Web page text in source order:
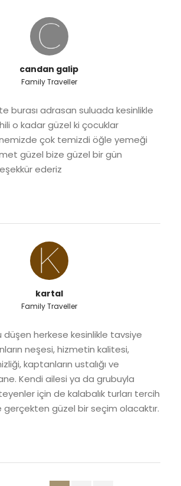
candan galip
Family Traveller
burası adrasan suluada kesinlikle
o kadar güzel ki çocuklar
çok temizdi öğle yemeği
güzel bize güzel bir gün
ederiz
kartal
Family Traveller
düşen herkese kesinlikle tavsiye
neşesi, hizmetin kalitesi,
kaptanların ustalığı ve
Kendi ailesi ya da grubuyla
için de kalabalık turları tercih
güzel bir seçim olacaktır.